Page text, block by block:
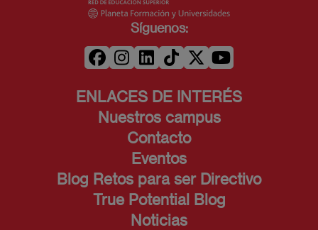
Síguenos:
ENLACES DE INTERÉS
Nuestros campus
Contacto
Eventos
Blog Retos para ser Directivo
True Potential Blog
Noticias